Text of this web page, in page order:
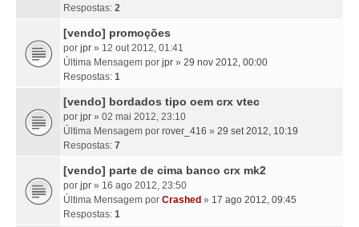
Respostas: 2
[vendo] promoções
por jpr » 12 out 2012, 01:41
Última Mensagem por jpr » 29 nov 2012, 00:00
Respostas: 1
[vendo] bordados tipo oem crx vtec
por jpr » 02 mai 2012, 23:10
Última Mensagem por rover_416 » 29 set 2012, 10:19
Respostas: 7
[vendo] parte de cima banco crx mk2
por jpr » 16 ago 2012, 23:50
Última Mensagem por Crashed » 17 ago 2012, 09:45
Respostas: 1